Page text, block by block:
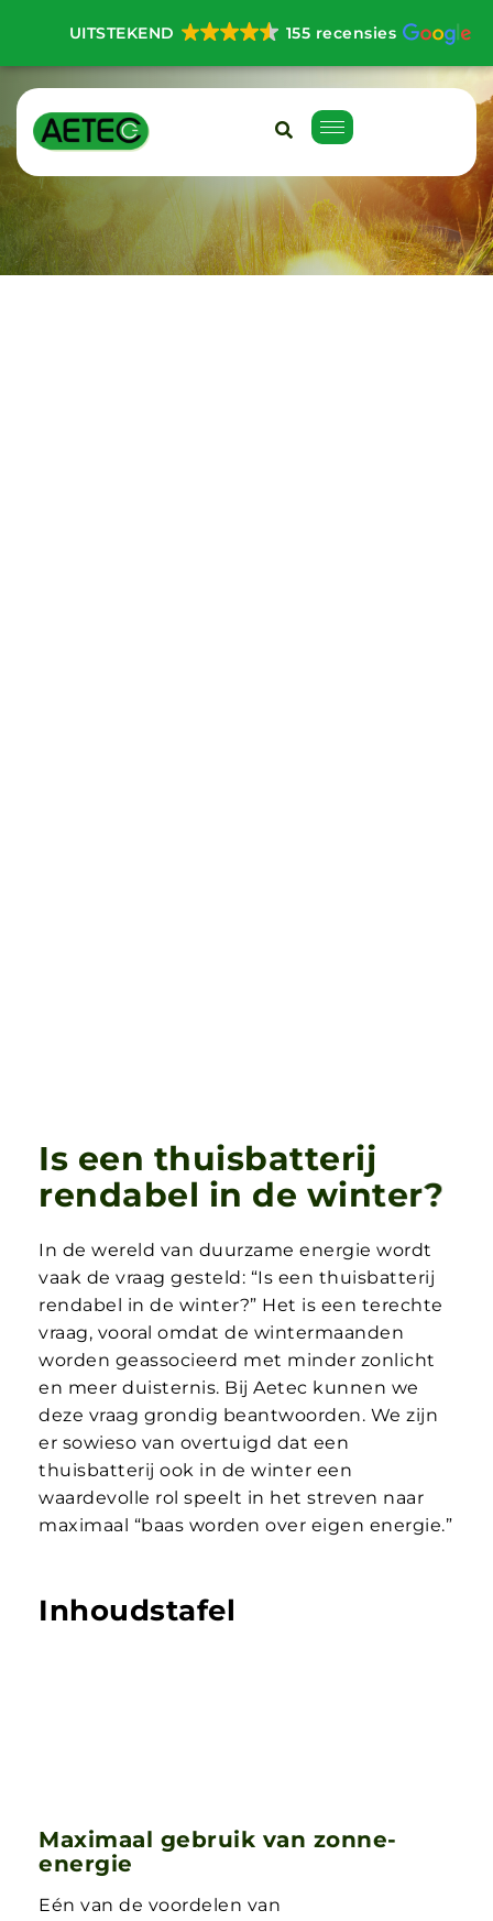
UITSTEKEND 155 recensies
Is een thuisbatterij
rendabel in de winter?
In de wereld van duurzame energie wordt
vaak de vraag gesteld: “Is een thuisbatterij
rendabel in de winter?” Het is een terechte
vraag, vooral omdat de wintermaanden
worden geassocieerd met minder zonlicht
en meer duisternis. Bij Aetec kunnen we
deze vraag grondig beantwoorden. We zijn
er sowieso van overtuigd dat een
thuisbatterij ook in de winter een
waardevolle rol speelt in het streven naar
maximaal “baas worden over eigen energie.”
Inhoudstafel
Maximaal gebruik van zonne-
energie
Eén van de voordelen van